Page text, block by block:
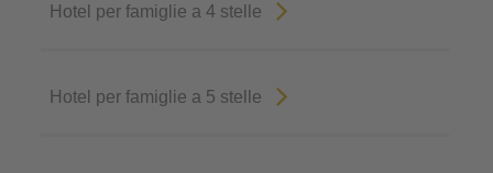
Hotel per famiglie a 4 stelle
Hotel per famiglie a 5 stelle